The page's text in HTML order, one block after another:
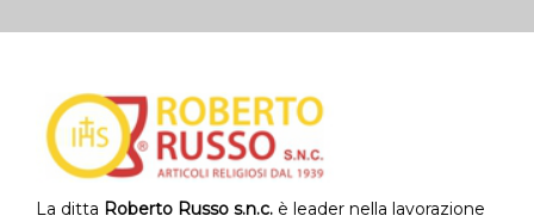
La ditta Roberto Russo s.n.c. è leader nella lavorazione